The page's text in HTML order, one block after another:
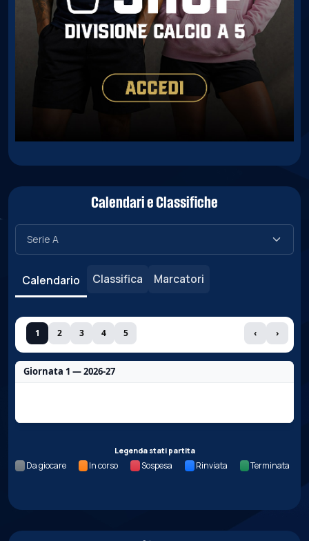
Calendari e Classifiche
Calendario Classifica Marcatori
1 2 3 4 5 ‹ ›
Giornata 1 — 2026-27
Legenda stati partita
Da giocare In corso Sospesa Rinviata Terminata